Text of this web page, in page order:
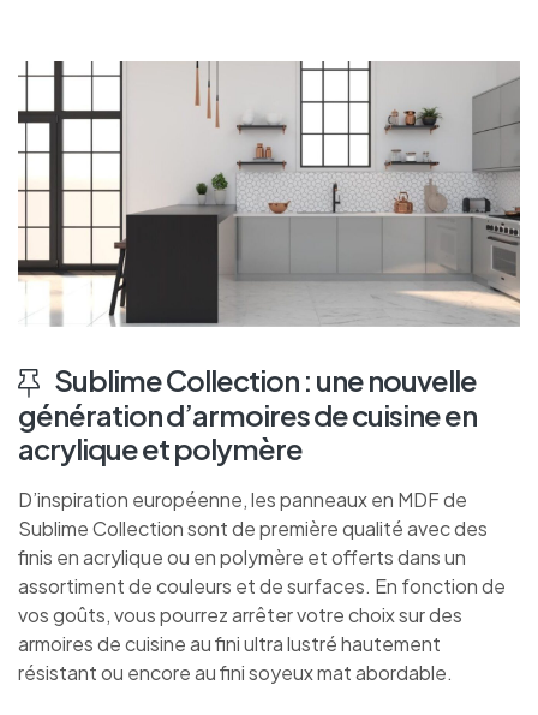
Sublime Collection : une nouvelle
génération d’armoires de cuisine en
acrylique et polymère
D’inspiration européenne, les panneaux en MDF de
Sublime Collection sont de première qualité avec des
finis en acrylique ou en polymère et offerts dans un
assortiment de couleurs et de surfaces. En fonction de
vos goûts, vous pourrez arrêter votre choix sur des
armoires de cuisine au fini ultra lustré hautement
résistant ou encore au fini soyeux mat abordable.